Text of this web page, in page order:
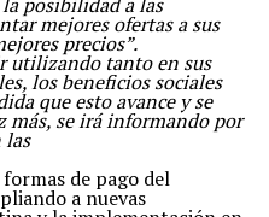
sabemos de las
por los medios
efectúan a nuestra
producto del
que directamente
de sectores contrarios al
de país con un
realizar algunas
fueguino:
mejores ofertas a sus
precios”.
utilizando tanto en sus
los beneficios sociales
que esto avance y se
más, se irá informando por
las
de pago del
a nuevas